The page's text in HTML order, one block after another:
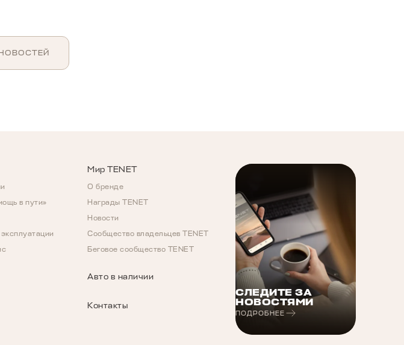
в пути»
Мир TENET
О бренде
Награды TENET
Новости
Сообщество владельцев TENET
Беговое сообщество TENET
Авто в наличии
Контакты
СЛЕДИТЕ ЗА
НОВОСТЯМИ
ПОДРОБНЕЕ